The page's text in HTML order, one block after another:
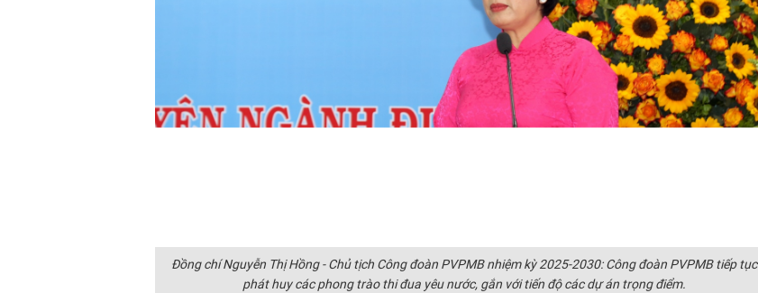
Đồng chí Nguyễn Thị Hồng - Chủ tịch Công đoàn PVPMB nhiệm kỳ 2025-2030: Công đoàn PVPMB tiếp tục
phát huy các phong trào thi đua yêu nước, gắn với tiến độ các dự án trọng điểm.